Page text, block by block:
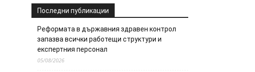
Последни публикации
Реформата в държавния здравен контрол
запазва всички работещи структури и
експертния персонал
05/08/2026